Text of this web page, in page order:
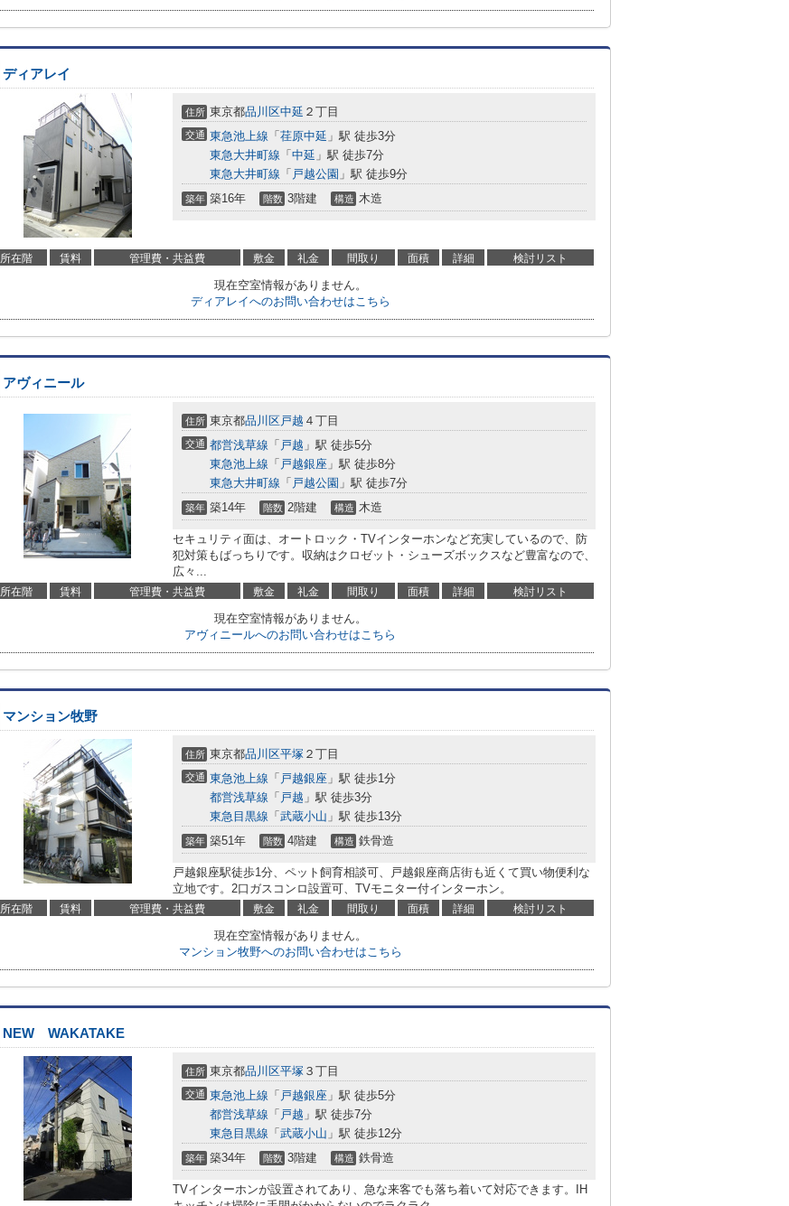
ディアレイ
住所 東京都品川区中延 ２丁目
交通 東急池上線 「 荏原中延 」駅 徒歩3分
東急大井町線 「 中延 」駅 徒歩7分
東急大井町線 「 戸越公園 」駅 徒歩9分
築年 築16年 階数 3階建 構造 木造
所在階 賃料 管理費・共益費 敷金 礼金 間取り 面積 詳細 検討リスト
現在空室情報がありません。
ディアレイへのお問い合わせはこちら
アヴィニール
住所 東京都品川区戸越 ４丁目
交通 都営浅草線 「 戸越 」駅 徒歩5分
東急池上線 「 戸越銀座 」駅 徒歩8分
東急大井町線 「 戸越公園 」駅 徒歩7分
築年 築14年 階数 2階建 構造 木造
セキュリティ面は、オートロック・TVインターホンなど充実しているので、防
犯対策もばっちりです。収納はクロゼット・シューズボックスなど豊富なので、
広々...
所在階 賃料 管理費・共益費 敷金 礼金 間取り 面積 詳細 検討リスト
現在空室情報がありません。
アヴィニールへのお問い合わせはこちら
マンション牧野
住所 東京都品川区平塚 ２丁目
交通 東急池上線 「 戸越銀座 」駅 徒歩1分
都営浅草線 「 戸越 」駅 徒歩3分
東急目黒線 「 武蔵小山 」駅 徒歩13分
築年 築51年 階数 4階建 構造 鉄骨造
戸越銀座駅徒歩1分、ペット飼育相談可、戸越銀座商店街も近くて買い物便利な
立地です。2口ガスコンロ設置可、TVモニター付インターホン。
所在階 賃料 管理費・共益費 敷金 礼金 間取り 面積 詳細 検討リスト
現在空室情報がありません。
マンション牧野へのお問い合わせはこちら
NEW WAKATAKE
住所 東京都品川区平塚 ３丁目
交通 東急池上線 「 戸越銀座 」駅 徒歩5分
都営浅草線 「 戸越 」駅 徒歩7分
東急目黒線 「 武蔵小山 」駅 徒歩12分
築年 築34年 階数 3階建 構造 鉄骨造
TVインターホンが設置されてあり、急な来客でも落ち着いて対応できます。IH